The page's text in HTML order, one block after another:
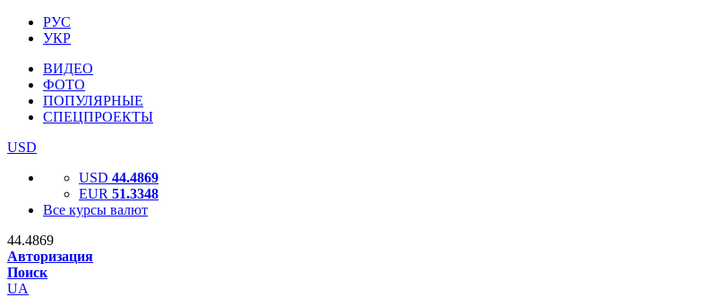
РУС
УКР
ВИДЕО
ФОТО
ПОПУЛЯРНЫЕ
СПЕЦПРОЕКТЫ
USD
USD 44.4869
EUR 51.3348
Все курсы валют
44.4869
Авторизация
Поиск
UA